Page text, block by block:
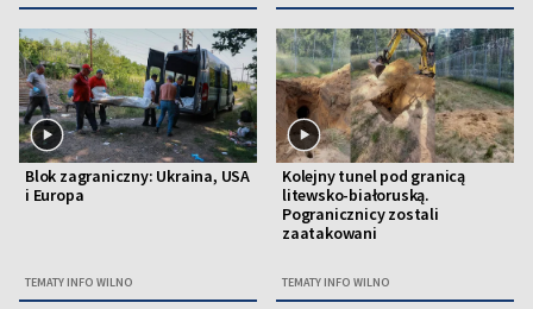
Blok zagraniczny: Ukraina, USA
i Europa
TEMATY INFO WILNO
Kolejny tunel pod granicą
litewsko-białoruską.
Pogranicznicy zostali
zaatakowani
TEMATY INFO WILNO